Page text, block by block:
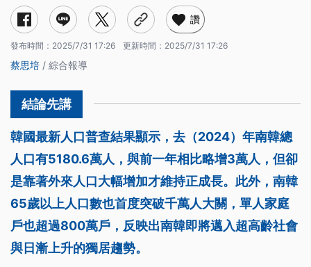
讚
發布時間： 2025/7/31 17:26 更新時間： 2025/7/31 17:26
蔡思培 / 綜合報導
韓國最新人口普查結果顯示，去（2024）年南韓總
人口有5180.6萬人，與前一年相比略增3萬人，但卻
是靠著外來人口大幅增加才維持正成長。此外，南韓
65歲以上人口數也首度突破千萬人大關，單人家庭
戶也超過800萬戶，反映出南韓即將邁入超高齡社會
與日漸上升的獨居趨勢。